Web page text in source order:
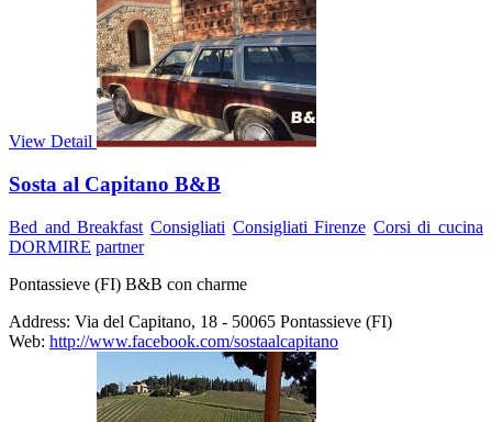
View Detail
Sosta al Capitano B&B
Bed and Breakfast Consigliati Consigliati Firenze Corsi di cucina
DORMIRE partner
Pontassieve (FI) B&B con charme
Address: Via del Capitano, 18 - 50065 Pontassieve (FI)
Web: http://www.facebook.com/sostaalcapitano